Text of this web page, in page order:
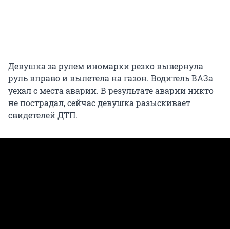
Девушка за рулем иномарки резко вывернула
руль вправо и вылетела на газон. Водитель ВАЗа
уехал с места аварии. В результате аварии никто
не пострадал, сейчас девушка разыскивает
свидетелей ДТП.